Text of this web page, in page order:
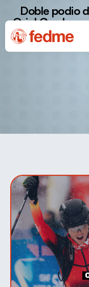
Doble podio
Oriol Cardona
el Sprint de